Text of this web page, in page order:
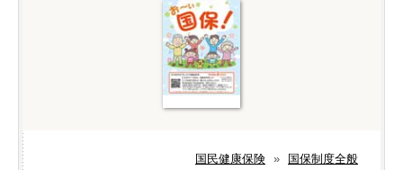
国民健康保険 » 国保制度全般